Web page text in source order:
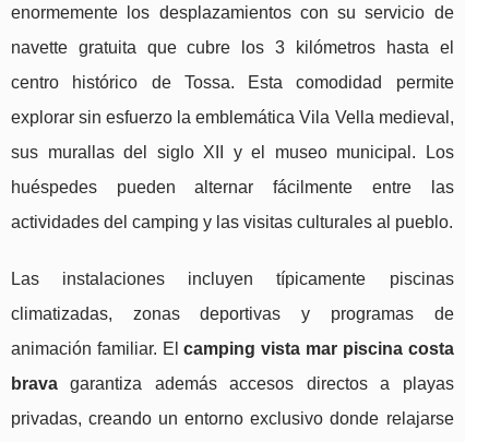
enormemente los desplazamientos con su servicio de
navette gratuita que cubre los 3 kilómetros hasta el
centro histórico de Tossa. Esta comodidad permite
explorar sin esfuerzo la emblemática Vila Vella medieval,
sus murallas del siglo XII y el museo municipal. Los
huéspedes pueden alternar fácilmente entre las
actividades del camping y las visitas culturales al pueblo.
Las instalaciones incluyen típicamente piscinas
climatizadas, zonas deportivas y programas de
animación familiar. Elcamping vista mar piscina costa
brava garantiza además accesos directos a playas
privadas, creando un entorno exclusivo donde relajarse